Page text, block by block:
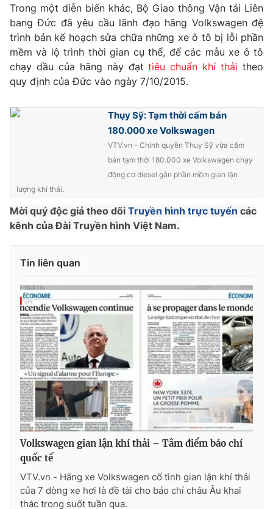
Nhân vật
Khán giả
Giải sao mai
Âm nhạc
Sao
Đời sống
Du lịch
Làm đẹp
Chất lượng cuộc sống
Giáo dục
Tuyển sinh
Công nghệ
Hitech Công nghệ tương lai
Giao lưu trực tuyến
Chuyên mục khác
Emagazine Podcast
Video Shorts video
VTV Money VTV Thể thao
VTV Sức khoẻ Bất động sản
Thị trường 24h Tấm lòng Việt
VTV4 Vươn mình bằng AI
VTV9
Liên hệ tòa soạn
Trong một diễn biến khác, Bộ Giao thông Vận tải Liên
bang Đức đã yêu cầu lãnh đạo hãng Volkswagen đệ
trình bản kế hoạch sửa chữa những xe ô tô bị lỗi phần
mềm và lộ trình thời gian cụ thể, để các mẫu xe ô tô
chạy dầu của hãng này đạttiêu chuẩn khí thải theo
quy định của Đức vào ngày 7/10/2015.
Thụy Sỹ: Tạm thời cấm bán
180.000 xe Volkswagen
VTV.vn - Chính quyền Thụy Sỹ vừa cấm
bán tạm thời 180.000 xe Volkswagen chạy
động cơ diesel gắn phần mềm gian lận
lượng khí thải.
Mời quý độc giả theo dõi Truyền hình trực tuyến các
kênh của Đài Truyền hình Việt Nam.
Tin liên quan
Volkswagen gian lận khí thải – Tâm điểm báo chí
quốc tế
VTV.vn - Hãng xe Volkswagen cố tình gian lận khí thải
của 7 dòng xe hơi là đề tài cho báo chí châu Âu khai
thác trong suốt tuần qua.